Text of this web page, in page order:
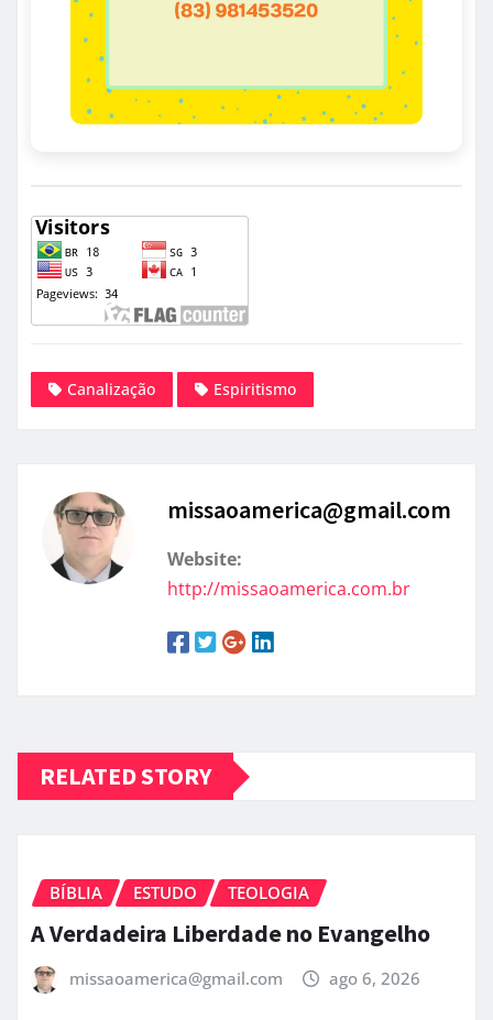
Canalização Espiritismo
missaoamerica@gmail.com
Website:
http://missaoamerica.com.br
RELATED STORY
BÍBLIA ESTUDO TEOLOGIA
A Verdadeira Liberdade no Evangelho
missaoamerica@gmail.com ago 6, 2026